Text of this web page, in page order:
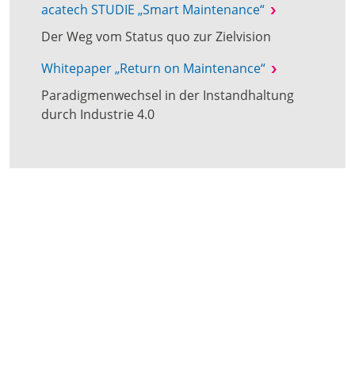
acatech STUDIE „Smart Maintenance“
Der Weg vom Status quo zur Zielvision
Whitepaper „Return on Maintenance“
Paradigmenwechsel in der Instandhaltung
durch Industrie 4.0